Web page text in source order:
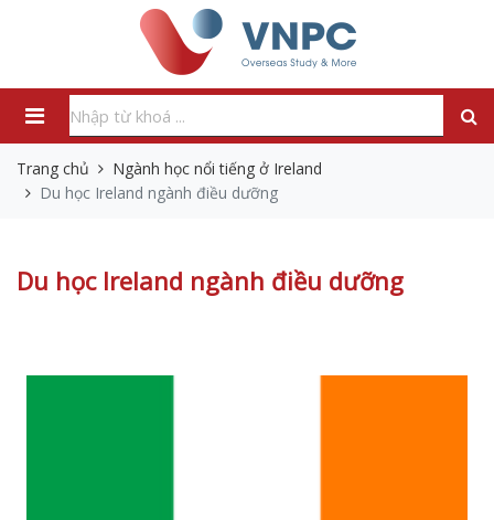
Trang chủ
Ngành học nổi tiếng ở Ireland
Du học Ireland ngành điều dưỡng
Du học Ireland ngành điều dưỡng